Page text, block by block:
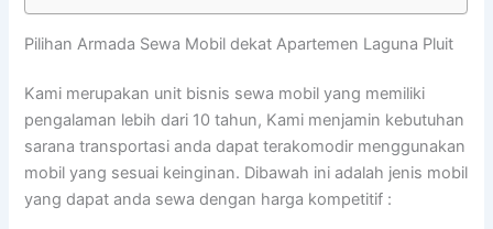
Pilihan Armada Sewa Mobil dekat Apartemen Laguna Pluit
Kami merupakan unit bisnis sewa mobil yang memiliki
pengalaman lebih dari 10 tahun, Kami menjamin kebutuhan
sarana transportasi anda dapat terakomodir menggunakan
mobil yang sesuai keinginan. Dibawah ini adalah jenis mobil
yang dapat anda sewa dengan harga kompetitif :